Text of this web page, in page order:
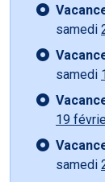
samedi
samedi
19
samedi